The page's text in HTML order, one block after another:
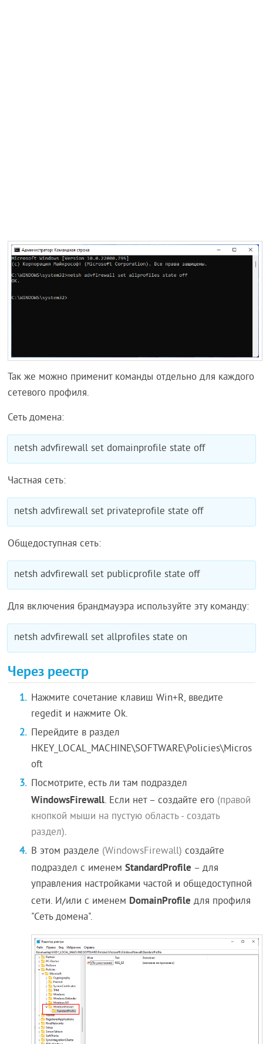
Так же можно применит команды отдельно для каждого
сетевого профиля.
Сеть домена:
netsh advfirewall set domainprofile state off
Частная сеть:
netsh advfirewall set privateprofile state off
Общедоступная сеть:
netsh advfirewall set publicprofile state off
Для включения брандмауэра используйте эту команду:
netsh advfirewall set allprofiles state on
Через реестр
Нажмите сочетание клавиш Win+R, введите
regedit и нажмите Ok.
Перейдите в раздел
HKEY_LOCAL_MACHINE\SOFTWARE\Policies\Micros
oft
Посмотрите, есть ли там подраздел
WindowsFirewall. Если нет – создайте его (правой
кнопкой мыши на пустую область - создать
раздел).
В этом разделе (WindowsFirewall) создайте
подраздел с именемStandardProfile – для
управления настройками частой и общедоступной
сети. И/или с именем DomainProfile для профиля
"Сеть домена".